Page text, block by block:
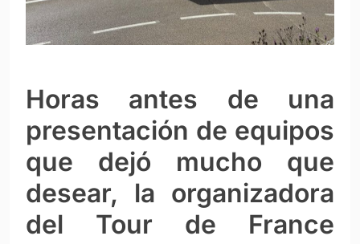
Horas antes de una
presentación de equipos
que dejó mucho que
desear, la organizadora
del Tour de France